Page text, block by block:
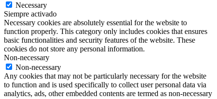
Necessary
Siempre activado
Necessary cookies are absolutely essential for the website to
function properly. This category only includes cookies that ensures
basic functionalities and security features of the website. These
cookies do not store any personal information.
Non-necessary
Non-necessary
Any cookies that may not be particularly necessary for the website
to function and is used specifically to collect user personal data via
analytics, ads, other embedded contents are termed as non-necessary